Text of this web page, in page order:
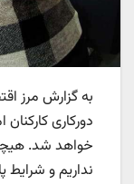
به گزارش مرز
دورکاری
خواهد شد.
نداریم و شرایط